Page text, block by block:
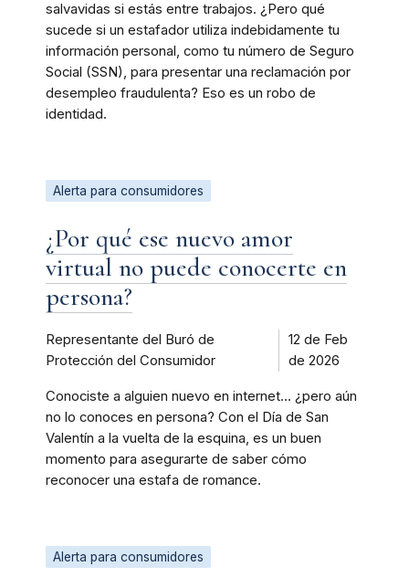
salvavidas si estás entre trabajos. ¿Pero qué
sucede si un estafador utiliza indebidamente tu
información personal, como tu número de Seguro
Social (SSN), para presentar una reclamación por
desempleo fraudulenta? Eso es un robo de
identidad.
Alerta para consumidores
¿Por qué ese nuevo amor
virtual no puede conocerte en
persona?
Representante del Buró de
Protección del Consumidor
12 de Feb
de 2026
Conociste a alguien nuevo en internet… ¿pero aún
no lo conoces en persona? Con el Día de San
Valentín a la vuelta de la esquina, es un buen
momento para asegurarte de saber cómo
reconocer una estafa de romance.
Alerta para consumidores